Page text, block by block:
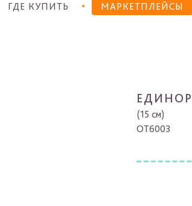
ГДЕ КУПИТЬ МАРКЕТПЛЕЙСЫ
(15 см)
OT6003